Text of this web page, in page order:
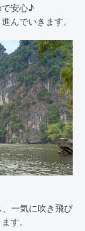
安心♪
んでいきます。
一気に吹き飛び
す。